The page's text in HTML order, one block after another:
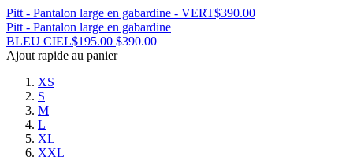
Pitt - Pantalon large en gabardine - VERT$390.00
Pitt - Pantalon large en gabardine
BLEU CIEL$195.00 $390.00
Ajout rapide au panier
XS
S
M
L
XL
XXL